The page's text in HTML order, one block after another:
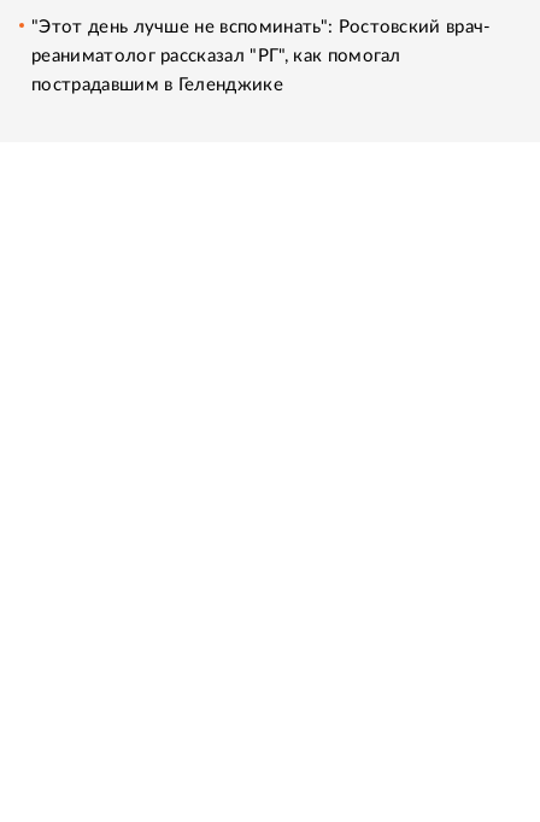
"Этот день лучше не вспоминать": Ростовский врач-
реаниматолог рассказал "РГ", как помогал
пострадавшим в Геленджике